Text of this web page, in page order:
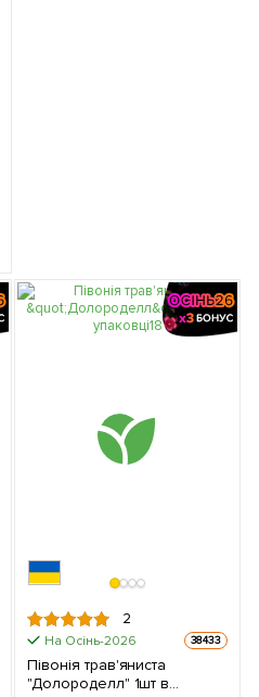
2
На Осінь-2026 38433
Півонія трав'яниста
"Долороделл" 1шт в